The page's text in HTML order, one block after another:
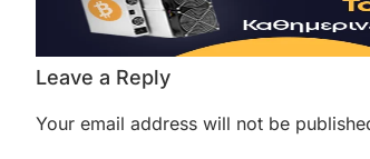
Leave a Reply
Your email address will not be